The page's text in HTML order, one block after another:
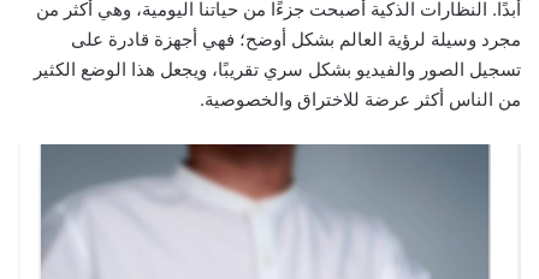
أبدًا. النظارات الذكية أصبحت جزءًا من حياتنا اليومية، وهي أكثر من
مجرد وسيلة لرؤية العالم بشكل أوضح؛ فهي أجهزة قادرة على
تسجيل الصور والفيديو بشكل سري تقريبًا، ويجعل هذا الوضع الكثير
من الناس أكثر عرضة للاختراق والخصوصية.